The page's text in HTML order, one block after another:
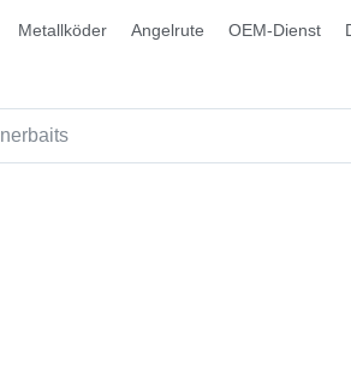
Metallköder Angelrute OEM-Dienst